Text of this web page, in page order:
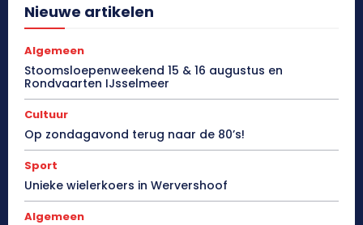
Nieuwe artikelen
Algemeen
Stoomsloepenweekend 15 & 16 augustus en
Rondvaarten IJsselmeer
Cultuur
Op zondagavond terug naar de 80’s!
Sport
Unieke wielerkoers in Wervershoof
Algemeen